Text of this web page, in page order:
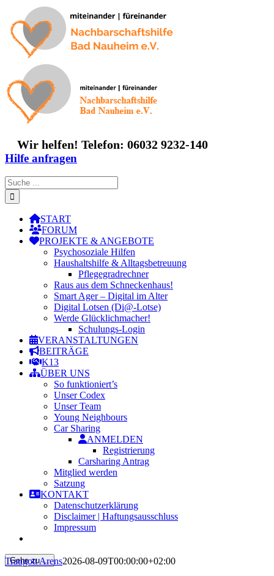
Inhalt
springen
Wir helfen! Telefon: 06032 9232-140
Hilfe anfragen
Suche
nach:
START
FORUM
PROJEKTE & ANGEBOTE
Psychosoziale Hilfen
Haushaltshilfe & Alltagsbetreuung
Pflegegradrechner
Raus aus dem Schneckenhaus!
Smart Ager – Digital im Alter
Digital Lotsen (Di@-Lotse)
Werde Glücklichmacher!
Schulungs-Login
VERANSTALTUNGEN
BEITRÄGE
K13
ÜBER UNS
So funktioniert’s
Unser Codex
Unser Team
Young Neighbours
Car Sharing
ANMELDEN
Registrierung
Carsharing Antrag
Mitglied werden
Satzung
KONTAKT
Datenschutzerklärung
Disclaimer | Haftungsausschluss
Impressum
Gehe zu ...
Traugott Arens2026-08-09T00:00:00+02:00